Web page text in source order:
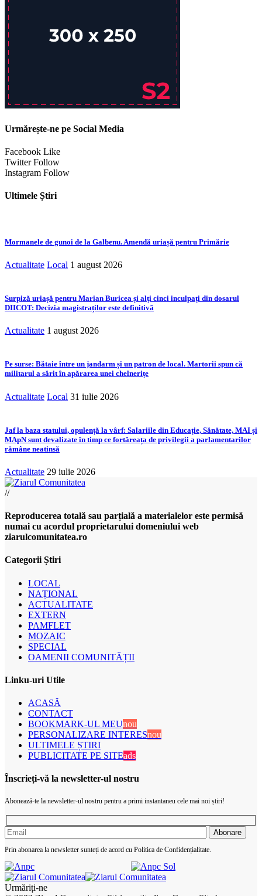
Urmărește-ne pe Social Media
Facebook Like
Twitter Follow
Instagram Follow
Ultimele Știri
Mormanele de gunoi de la Galbenu. Amendă uriașă pentru Primărie
Actualitate Local 1 august 2026
Surpiză uriașă pentru Marian Buricea și alți cinci inculpați din dosarul
DIICOT: Decizia magistraților este definitivă
Actualitate 1 august 2026
Pe surse: Bătaie între un jandarm și un patron de local. Martorii spun că
militarul a sărit în apărarea unei chelnerițe
Actualitate Local 31 iulie 2026
Jaf la baza statului, opulență la vârf: Salariile din Educație, Sănătate, MAI și
MApN sunt devalizate în timp ce fortăreața de privilegii a parlamentarilor
rămâne neatinsă
Actualitate 29 iulie 2026
//
Reproducerea totală sau parțială a materialelor este permisă
numai cu acordul proprietarului domeniului web
ziarulcomunitatea.ro
Categorii Știri
LOCAL
NAȚIONAL
ACTUALITATE
EXTERN
PAMFLET
MOZAIC
SPECIAL
OAMENII COMUNITĂȚII
Linku-uri Utile
ACASĂ
CONTACT
BOOKMARK-UL MEUnou
PERSONALIZARE INTERESnou
ULTIMELE ȘTIRI
PUBLICITATE PE SITEads
Înscrieți-vă la newsletter-ul nostru
Abonează-te la newsletter-ul nostru pentru a primi instantaneu cele mai noi știri!
Prin abonarea la newsletter sunteți de acord cu Politica de Confidențialitate.
Urmăriți-ne